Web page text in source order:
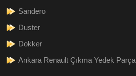
Sandero
Duster
Dokker
Ankara Renault Çıkma Yedek Parça